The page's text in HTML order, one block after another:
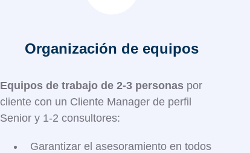
Organización de equipos
Equipos de trabajo de 2-3 personas por
cliente con un Cliente Manager de perfil
Senior y 1-2 consultores:​
Garantizar el asesoramiento en todos